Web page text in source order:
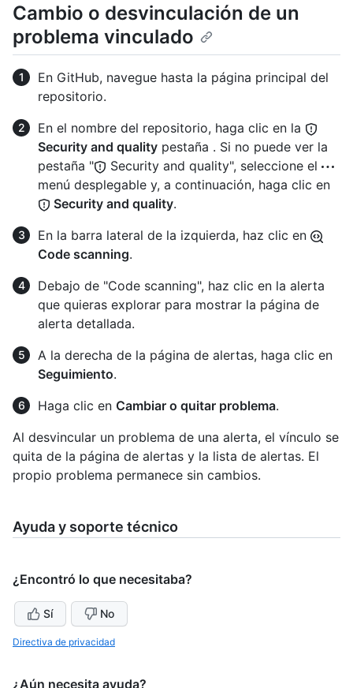
Cambio o desvinculación de un
problema vinculado
En GitHub, navegue hasta la página principal del
repositorio.
En el nombre del repositorio, haga clic en la
Security and quality pestaña . Si no puede ver la
pestaña "
Security and quality", seleccione el
menú desplegable y, a continuación, haga clic en
Security and quality.
En la barra lateral de la izquierda, haz clic en
Code scanning.
Debajo de "Code scanning", haz clic en la alerta
que quieras explorar para mostrar la página de
alerta detallada.
A la derecha de la página de alertas, haga clic en
Seguimiento.
Haga clic en Cambiar o quitar problema.
Al desvincular un problema de una alerta, el vínculo se
quita de la página de alertas y la lista de alertas. El
propio problema permanece sin cambios.
Ayuda y soporte técnico
¿Encontró lo que necesitaba?
Sí No
Directiva de privacidad
¿Aún necesita ayuda?